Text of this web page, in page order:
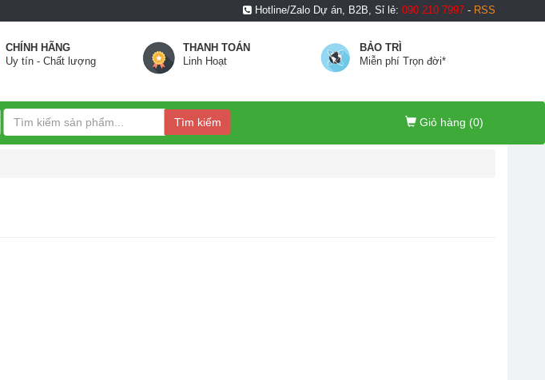
Hotline/Zalo Dự án, B2B, Sỉ lẻ: 090 210 7997 - RSS
CHÍNH HÃNG
Uy tín - Chất lượng
THANH TOÁN
Linh Hoạt
BẢO TRÌ
Miễn phí Trọn đời*
Tìm kiếm Giỏ hàng (0)